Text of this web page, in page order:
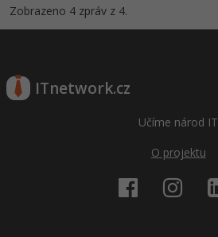
Kybernetická bezpečnost
Zobrazeno 4 zpráv z 4.
ITnetwork.cz
Učíme národ IT
O projektu